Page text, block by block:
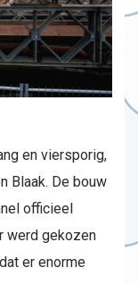
en viersporig,
Blaak. De bouw
officieel
werd gekozen
er enorme